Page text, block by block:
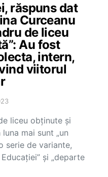
răspuns dat
Curceanu
de liceu
Au fost
intern,
viitorul
liceu obținute și
mai sunt „un
serie de variante,
și „departe